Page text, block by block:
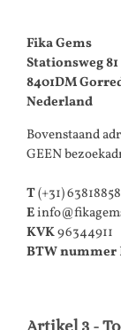
Fika Gems
Stationsweg 81
8401DM
Nederland
Bovenstaand
GEEN
T(+31)
E
KVK96344911
BTW nummer
Artikel 3 -